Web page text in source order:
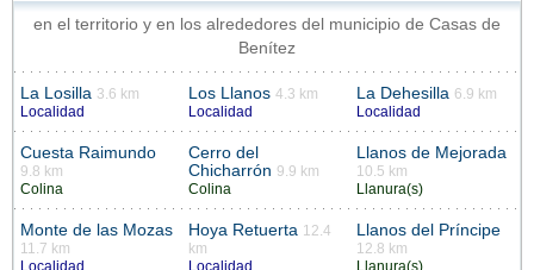
en el territorio y en los alrededores del municipio de Casas de
Benítez
La Losilla 3.6 km
Localidad
Los Llanos 4.3 km
Localidad
La Dehesilla 6.9 km
Localidad
Cuesta Raimundo
9.8 km
Colina
Cerro del
Chicharrón 9.9 km
Colina
Llanos de Mejorada
10.5 km
Llanura(s)
Monte de las Mozas
11.7 km
Localidad
Hoya Retuerta 12.4
km
Localidad
Llanos del Príncipe
12.8 km
Llanura(s)